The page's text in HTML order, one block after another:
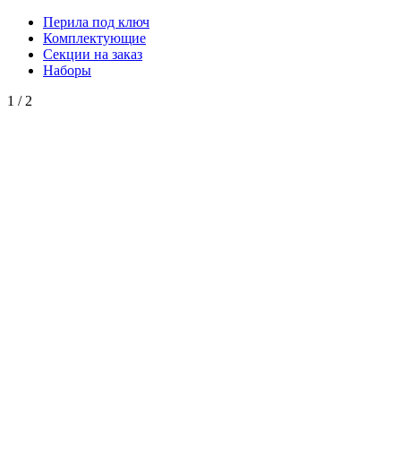
Перила под ключ
Комплектующие
Секции на заказ
Наборы
1 / 2